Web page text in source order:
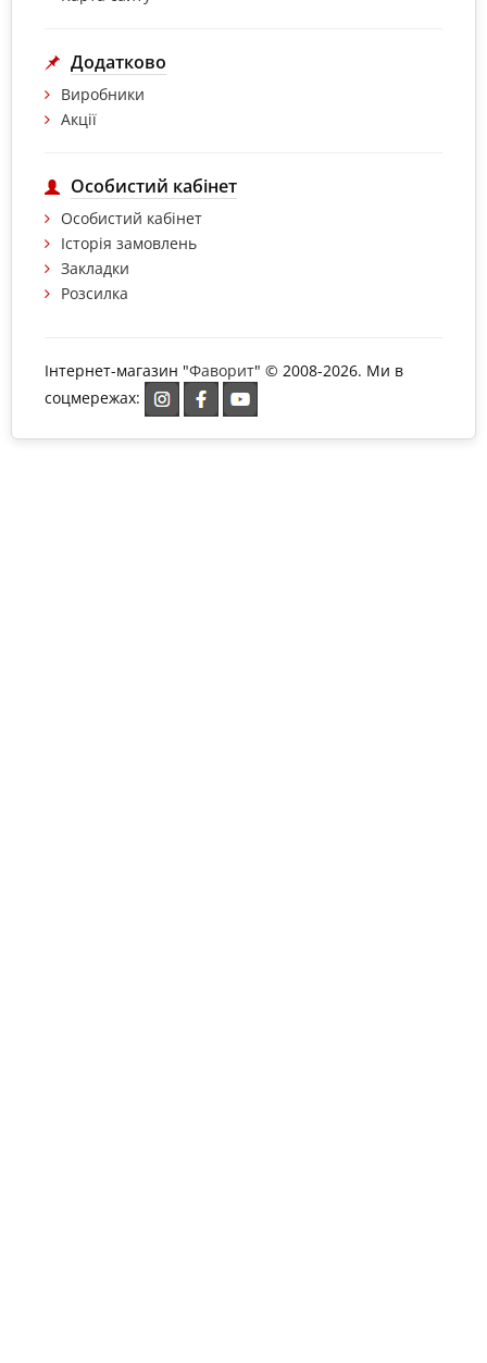
Додатково
Виробники
Акції
Особистий кабінет
Особистий кабінет
Історія замовлень
Закладки
Розсилка
Інтернет-магазин "Фаворит" © 2008-2026. Ми в
соцмережах: